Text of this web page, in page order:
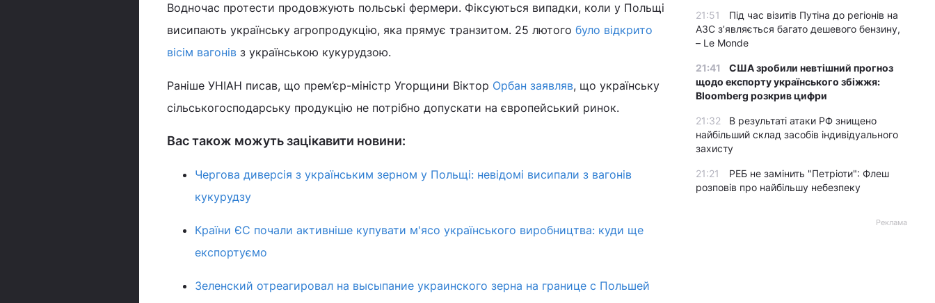
Водночас протести продовжують польські фермери. Фіксуються випадки, коли у Польщі
висипають українську агропродукцію, яка прямує транзитом. 25 лютого було відкрито
вісім вагонів з українською кукурудзою.
Раніше УНІАН писав, що прем’єр-міністр Угорщини Віктор Орбан заявляв, що українську
сільськогосподарську продукцію не потрібно допускати на європейський ринок.
Вас також можуть зацікавити новини:
Чергова диверсія з українським зерном у Польщі: невідомі висипали з вагонів
кукурудзу
Країни ЄС почали активніше купувати м'ясо українського виробництва: куди ще
експортуємо
Зеленский отреагировал на высыпание украинского зерна на границе с Польшей
21:51
Під час візитів Путіна до регіонів на
АЗС з’являється багато дешевого бензину,
– Le Monde
21:41
США зробили невтішний прогноз
щодо експорту українського збіжжя:
Bloomberg розкрив цифри
21:32
В результаті атаки РФ знищено
найбільший склад засобів індивідуального
захисту
21:21
РЕБ не замінить "Петріоти": Флеш
розповів про найбільшу небезпеку
Реклама